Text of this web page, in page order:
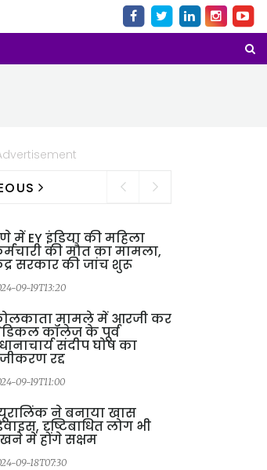
में EY इंडिया की महिला
की मौत का मामला,
सरकार की जांच शुरू
09-19T13:20
मामले में आरजी कर
कॉलेज के पूर्व
संदीप घोष का
रद्द
09-19T11:00
ने बनाया खास
दृष्टिबाधित लोग भी
में होंगे सक्षम
09-18T07:30